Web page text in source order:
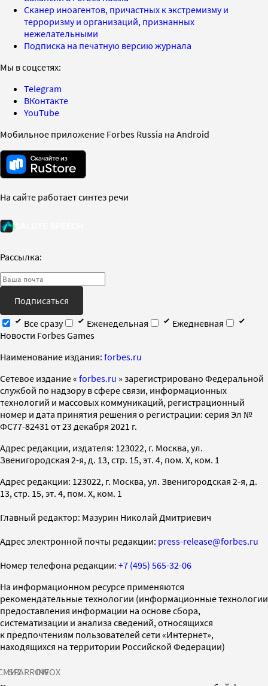
Сканер иноагентов, причастных к экстремизму и
терроризму и организаций, признанных
нежелательными
Подписка на печатную версию журнала
Мы в соцсетях:
Telegram
ВКонтакте
YouTube
Мобильное приложение Forbes Russia на Android
На сайте работает синтез речи
Рассылка:
Подписаться
Все сразу
Еженедельная
Ежедневная
Новости Forbes Games
Наименование издания: forbes.ru
Cетевое издание « forbes.ru » зарегистрировано Федеральной
службой по надзору в сфере связи, информационных
технологий и массовых коммуникаций, регистрационный
номер и дата принятия решения о регистрации: серия Эл №
ФС77-82431 от 23 декабря 2021 г.
Адрес редакции, издателя: 123022, г. Москва, ул.
Звенигородская 2-я, д. 13, стр. 15, эт. 4, пом. X, ком. 1
Адрес редакции: 123022, г. Москва, ул. Звенигородская 2-я, д.
13, стр. 15, эт. 4, пом. X, ком. 1
Главный редактор: Мазурин Николай Дмитриевич
Адрес электронной почты редакции: press-release@forbes.ru
Номер телефона редакции: +7 (495) 565-32-06
На информационном ресурсе применяются
рекомендательные технологии (информационные технологии
предоставления информации на основе сбора,
систематизации и анализа сведений, относящихся
к предпочтениям пользователей сети «Интернет»,
находящихся на территории Российской Федерации)
SPARROWINFOX